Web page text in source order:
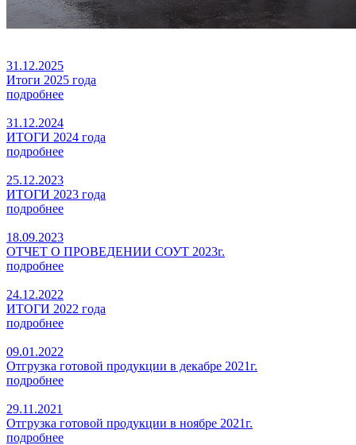
31.12.2025
Итоги 2025 года
подробнее
31.12.2024
ИТОГИ 2024 года
подробнее
25.12.2023
ИТОГИ 2023 года
подробнее
18.09.2023
ОТЧЕТ О ПРОВЕДЕНИИ СОУТ 2023г.
подробнее
24.12.2022
ИТОГИ 2022 года
подробнее
09.01.2022
Отгрузка готовой продукции в декабре 2021г.
подробнее
29.11.2021
Отгрузка готовой продукции в ноябре 2021г.
подробнее